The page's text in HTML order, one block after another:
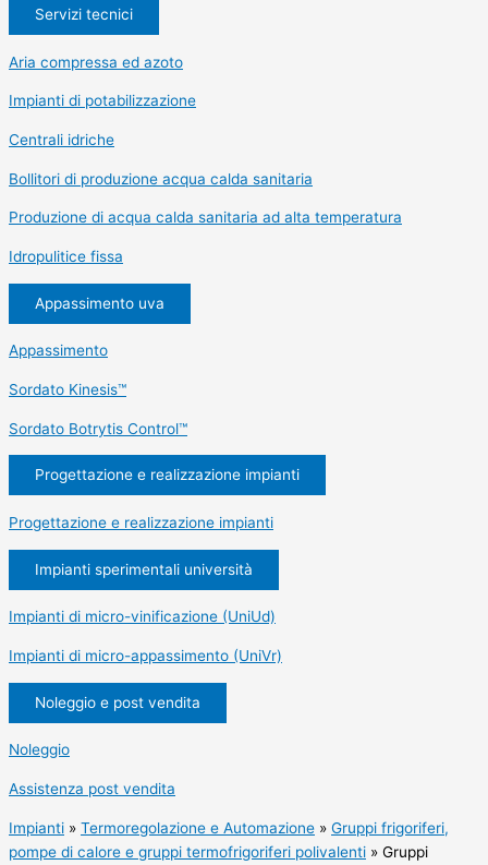
Servizi tecnici
Aria compressa ed azoto
Impianti di potabilizzazione
Centrali idriche
Bollitori di produzione acqua calda sanitaria
Produzione di acqua calda sanitaria ad alta temperatura
Idropulitice fissa
Appassimento uva
Appassimento
Sordato Kinesis™
Sordato Botrytis Control™
Progettazione e realizzazione impianti
Progettazione e realizzazione impianti
Impianti sperimentali università
Impianti di micro-vinificazione (UniUd)
Impianti di micro-appassimento (UniVr)
Noleggio e post vendita
Noleggio
Assistenza post vendita
Impianti » Termoregolazione e Automazione » Gruppi frigoriferi,
pompe di calore e gruppi termofrigoriferi polivalenti » Gruppi